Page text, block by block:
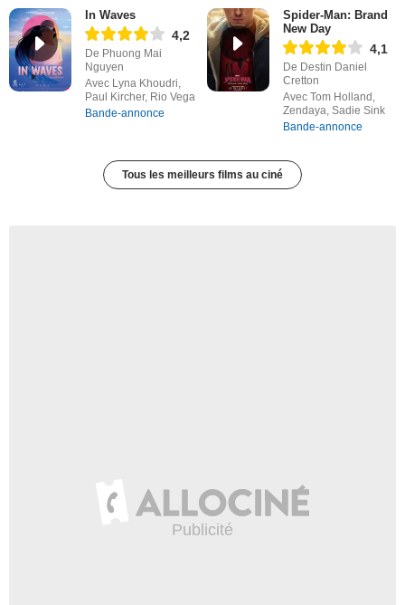
In Waves
4,2
De Phuong Mai
Nguyen
Avec Lyna Khoudri,
Paul Kircher, Rio Vega
Bande-annonce
Spider-Man: Brand
New Day
4,1
De Destin Daniel
Cretton
Avec Tom Holland,
Zendaya, Sadie Sink
Bande-annonce
Tous les meilleurs films au ciné